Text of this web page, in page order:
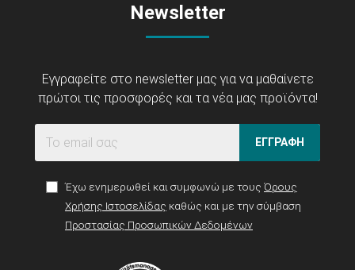
Newsletter
Εγγραφείτε στο newsletter μας για να μαθαίνετε
πρώτοι τις προσφορές και τα νέα μας προϊόντα!
ΕΓΓΡΑΦΗ
Έχω ενημερωθεί και συμφωνώ με τους Όρους
Χρήσης Ιστοσελίδας καθώς και με την σύμβαση
Προστασίας Προσωπικών Δεδομένων